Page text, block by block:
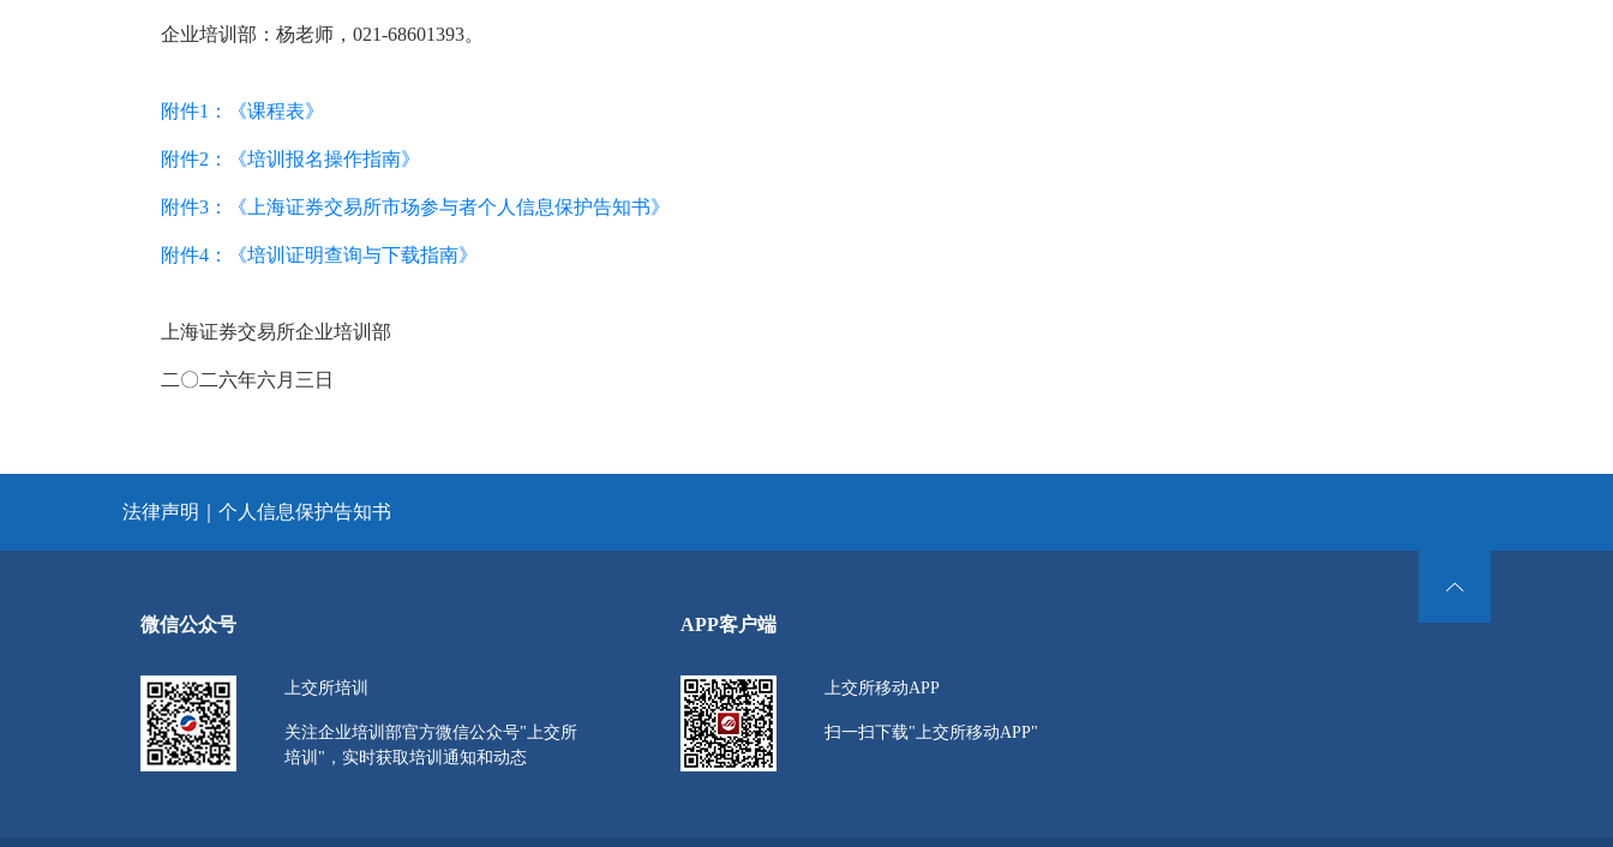
企业培训部：杨老师，021-68601393。
附件1：《课程表》
附件2：《培训报名操作指南》
附件3：《上海证券交易所市场参与者个人信息保护告知书》
附件4：《培训证明查询与下载指南》
上海证券交易所企业培训部
二〇二六年六月三日
法律声明 个人信息保护告知书
微信公众号
上交所培训
关注企业培训部官方微信公众号"上交所
培训"，实时获取培训通知和动态
APP客户端
上交所移动APP
扫一扫下载"上交所移动APP"